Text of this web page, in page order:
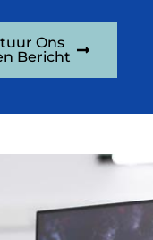
Ons
Bericht